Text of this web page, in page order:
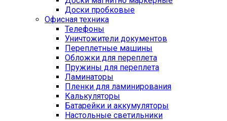
Доски пробковые
Офисная техника
Телефоны
Уничтожители документов
Переплетные машины
Обложки для переплета
Пружины для переплета
Ламинаторы
Пленки для ламинирования
Калькуляторы
Батарейки и аккумуляторы
Настольные светильники